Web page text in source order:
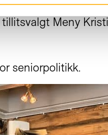
Meny
seniorpolitikk.